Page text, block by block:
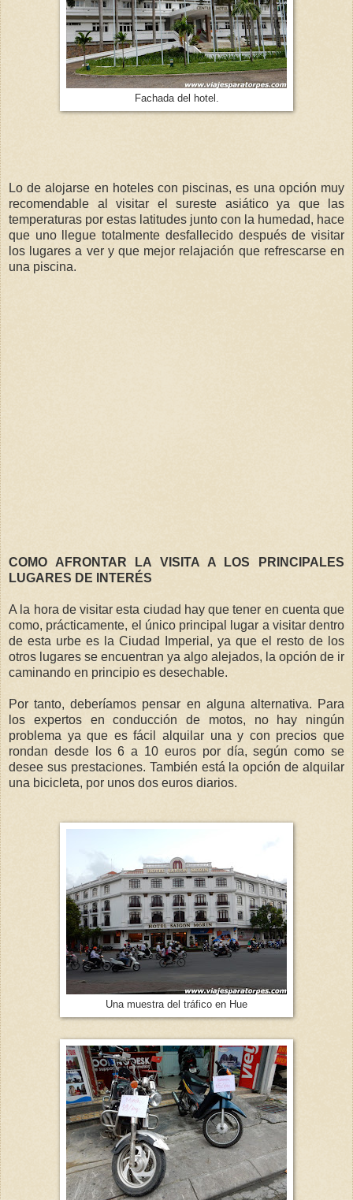
Fachada del hotel.
Lo de alojarse en hoteles con piscinas, es una opción muy
recomendable al visitar el sureste asiático ya que las
temperaturas por estas latitudes junto con la humedad, hace
que uno llegue totalmente desfallecido después de visitar
los lugares a ver y que mejor relajación que refrescarse en
una piscina.
COMO AFRONTAR LA VISITA A LOS PRINCIPALES
LUGARES DE INTERÉS
A la hora de visitar esta ciudad hay que tener en cuenta que
como, prácticamente, el único principal lugar a visitar dentro
de esta urbe es la Ciudad Imperial, ya que el resto de los
otros lugares se encuentran ya algo alejados, la opción de ir
caminando en principio es desechable.
Por tanto, deberíamos pensar en alguna alternativa. Para
los expertos en conducción de motos, no hay ningún
problema ya que es fácil alquilar una y con precios que
rondan desde los 6 a 10 euros por día, según como se
desee sus prestaciones. También está la opción de alquilar
una bicicleta, por unos dos euros diarios.
Una muestra del tráfico en Hue